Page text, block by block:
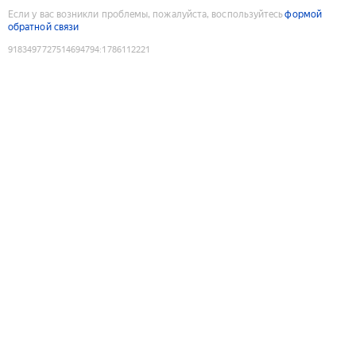
Если у вас возникли проблемы, пожалуйста, воспользуйтесьформой
обратной связи
9183497727514694794:1786112221